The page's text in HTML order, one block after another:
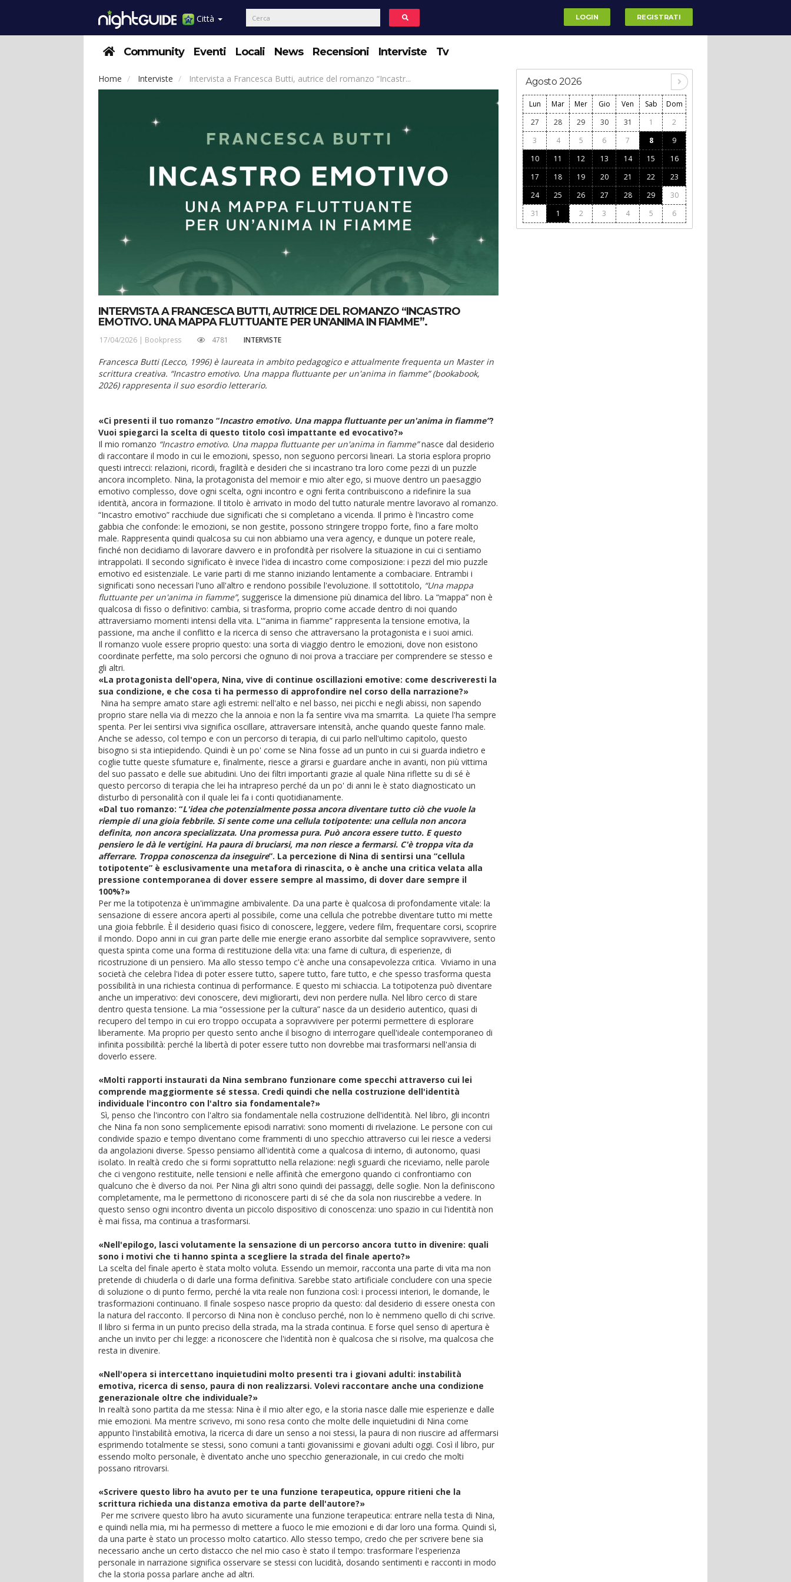
Città LOGIN REGISTRATI
Community Eventi Locali News Recensioni Interviste Tv
Home Interviste Intervista a Francesca Butti, autrice del romanzo “Incastr...
INTERVISTA A FRANCESCA BUTTI, AUTRICE DEL ROMANZO “INCASTRO
EMOTIVO. UNA MAPPA FLUTTUANTE PER UN'ANIMA IN FIAMME”.
17/04/2026 | Bookpress 4781 INTERVISTE
Francesca Butti (Lecco, 1996) è laureata in ambito pedagogico e attualmente frequenta un Master in
scrittura creativa. “Incastro emotivo. Una mappa fluttuante per un'anima in fiamme” (bookabook,
2026) rappresenta il suo esordio letterario.
«Ci presenti il tuo romanzo “Incastro emotivo. Una mappa fluttuante per un'anima in fiamme”?
Vuoi spiegarci la scelta di questo titolo così impattante ed evocativo?»
Il mio romanzo “Incastro emotivo. Una mappa fluttuante per un'anima in fiamme”nasce dal desiderio
di raccontare il modo in cui le emozioni, spesso, non seguono percorsi lineari. La storia esplora proprio
questi intrecci: relazioni, ricordi, fragilità e desideri che si incastrano tra loro come pezzi di un puzzle
ancora incompleto. Nina, la protagonista del memoir e mio alter ego, si muove dentro un paesaggio
emotivo complesso, dove ogni scelta, ogni incontro e ogni ferita contribuiscono a ridefinire la sua
identità, ancora in formazione. Il titolo è arrivato in modo del tutto naturale mentre lavoravo al romanzo.
“Incastro emotivo” racchiude due significati che si completano a vicenda. Il primo è l'incastro come
gabbia che confonde: le emozioni, se non gestite, possono stringere troppo forte, fino a fare molto
male. Rappresenta quindi qualcosa su cui non abbiamo una vera agency, e dunque un potere reale,
finché non decidiamo di lavorare davvero e in profondità per risolvere la situazione in cui ci sentiamo
intrappolati. Il secondo significato è invece l'idea di incastro come composizione: i pezzi del mio puzzle
emotivo ed esistenziale. Le varie parti di me stanno iniziando lentamente a combaciare. Entrambi i
significati sono necessari l'uno all'altro e rendono possibile l'evoluzione. Il sottotitolo, “Una mappa
fluttuante per un'anima in fiamme”, suggerisce la dimensione più dinamica del libro. La “mappa” non è
qualcosa di fisso o definitivo: cambia, si trasforma, proprio come accade dentro di noi quando
attraversiamo momenti intensi della vita. L'“anima in fiamme” rappresenta la tensione emotiva, la
passione, ma anche il conflitto e la ricerca di senso che attraversano la protagonista e i suoi amici.
Il romanzo vuole essere proprio questo: una sorta di viaggio dentro le emozioni, dove non esistono
coordinate perfette, ma solo percorsi che ognuno di noi prova a tracciare per comprendere se stesso e
gli altri.
«La protagonista dell'opera, Nina, vive di continue oscillazioni emotive: come descriveresti la
sua condizione, e che cosa ti ha permesso di approfondire nel corso della narrazione?»
Nina ha sempre amato stare agli estremi: nell'alto e nel basso, nei picchi e negli abissi, non sapendo
proprio stare nella via di mezzo che la annoia e non la fa sentire viva ma smarrita. La quiete l'ha sempre
spenta. Per lei sentirsi viva significa oscillare, attraversare intensità, anche quando queste fanno male.
Anche se adesso, col tempo e con un percorso di terapia, di cui parlo nell'ultimo capitolo, questo
bisogno si sta intiepidendo. Quindi è un po' come se Nina fosse ad un punto in cui si guarda indietro e
coglie tutte queste sfumature e, finalmente, riesce a girarsi e guardare anche in avanti, non più vittima
del suo passato e delle sue abitudini. Uno dei filtri importanti grazie al quale Nina riflette su di sé è
questo percorso di terapia che lei ha intrapreso perché da un po' di anni le è stato diagnosticato un
disturbo di personalità con il quale lei fa i conti quotidianamente.
«Dal tuo romanzo: “L'idea che potenzialmente possa ancora diventare tutto ciò che vuole la
riempie di una gioia febbrile. Si sente come una cellula totipotente: una cellula non ancora
definita, non ancora specializzata. Una promessa pura. Può ancora essere tutto. E questo
pensiero le dà le vertigini. Ha paura di bruciarsi, ma non riesce a fermarsi. C'è troppa vita da
afferrare. Troppa conoscenza da inseguire”. La percezione di Nina di sentirsi una “cellula
totipotente” è esclusivamente una metafora di rinascita, o è anche una critica velata alla
pressione contemporanea di dover essere sempre al massimo, di dover dare sempre il
100%?»
Per me la totipotenza è un'immagine ambivalente. Da una parte è qualcosa di profondamente vitale: la
sensazione di essere ancora aperti al possibile, come una cellula che potrebbe diventare tutto mi mette
una gioia febbrile. È il desiderio quasi fisico di conoscere, leggere, vedere film, frequentare corsi, scoprire
il mondo. Dopo anni in cui gran parte delle mie energie erano assorbite dal semplice sopravvivere, sento
questa spinta come una forma di restituzione della vita: una fame di cultura, di esperienze, di
ricostruzione di un pensiero. Ma allo stesso tempo c'è anche una consapevolezza critica. Viviamo in una
società che celebra l'idea di poter essere tutto, sapere tutto, fare tutto, e che spesso trasforma questa
possibilità in una richiesta continua di performance. E questo mi schiaccia. La totipotenza può diventare
anche un imperativo: devi conoscere, devi migliorarti, devi non perdere nulla. Nel libro cerco di stare
dentro questa tensione. La mia “ossessione per la cultura” nasce da un desiderio autentico, quasi di
recupero del tempo in cui ero troppo occupata a sopravvivere per potermi permettere di esplorare
liberamente. Ma proprio per questo sento anche il bisogno di interrogare quell'ideale contemporaneo di
infinita possibilità: perché la libertà di poter essere tutto non dovrebbe mai trasformarsi nell'ansia di
doverlo essere.
«Molti rapporti instaurati da Nina sembrano funzionare come specchi attraverso cui lei
comprende maggiormente sé stessa. Credi quindi che nella costruzione dell'identità
individuale l'incontro con l'altro sia fondamentale?»
Sì, penso che l'incontro con l'altro sia fondamentale nella costruzione dell'identità. Nel libro, gli incontri
che Nina fa non sono semplicemente episodi narrativi: sono momenti di rivelazione. Le persone con cui
condivide spazio e tempo diventano come frammenti di uno specchio attraverso cui lei riesce a vedersi
da angolazioni diverse. Spesso pensiamo all'identità come a qualcosa di interno, di autonomo, quasi
isolato. In realtà credo che si formi soprattutto nella relazione: negli sguardi che riceviamo, nelle parole
che ci vengono restituite, nelle tensioni e nelle affinità che emergono quando ci confrontiamo con
qualcuno che è diverso da noi. Per Nina gli altri sono quindi dei passaggi, delle soglie. Non la definiscono
completamente, ma le permettono di riconoscere parti di sé che da sola non riuscirebbe a vedere. In
questo senso ogni incontro diventa un piccolo dispositivo di conoscenza: uno spazio in cui l'identità non
è mai fissa, ma continua a trasformarsi.
«Nell'epilogo, lasci volutamente la sensazione di un percorso ancora tutto in divenire: quali
sono i motivi che ti hanno spinta a scegliere la strada del finale aperto?»
La scelta del finale aperto è stata molto voluta. Essendo un memoir, racconta una parte di vita ma non
pretende di chiuderla o di darle una forma definitiva. Sarebbe stato artificiale concludere con una specie
di soluzione o di punto fermo, perché la vita reale non funziona così: i processi interiori, le domande, le
trasformazioni continuano. Il finale sospeso nasce proprio da questo: dal desiderio di essere onesta con
la natura del racconto. Il percorso di Nina non è concluso perché, non lo è nemmeno quello di chi scrive.
Il libro si ferma in un punto preciso della strada, ma la strada continua. E forse quel senso di apertura è
anche un invito per chi legge: a riconoscere che l'identità non è qualcosa che si risolve, ma qualcosa che
resta in divenire.
«Nell'opera si intercettano inquietudini molto presenti tra i giovani adulti: instabilità
emotiva, ricerca di senso, paura di non realizzarsi. Volevi raccontare anche una condizione
generazionale oltre che individuale?»
In realtà sono partita da me stessa: Nina è il mio alter ego, e la storia nasce dalle mie esperienze e dalle
mie emozioni. Ma mentre scrivevo, mi sono resa conto che molte delle inquietudini di Nina come
appunto l'instabilità emotiva, la ricerca di dare un senso a noi stessi, la paura di non riuscire ad affermarsi
esprimendo totalmente se stessi, sono comuni a tanti giovanissimi e giovani adulti oggi. Così il libro, pur
essendo molto personale, è diventato anche uno specchio generazionale, in cui credo che molti
possano ritrovarsi.
«Scrivere questo libro ha avuto per te una funzione terapeutica, oppure ritieni che la
scrittura richieda una distanza emotiva da parte dell'autore?»
Per me scrivere questo libro ha avuto sicuramente una funzione terapeutica: entrare nella testa di Nina,
e quindi nella mia, mi ha permesso di mettere a fuoco le mie emozioni e di dar loro una forma. Quindi sì,
da una parte è stato un processo molto catartico. Allo stesso tempo, credo che per scrivere bene sia
necessario anche un certo distacco che nel mio caso è stato il tempo: trasformare l'esperienza
personale in narrazione significa osservare se stessi con lucidità, dosando sentimenti e racconti in modo
che la storia possa parlare anche ad altri.
Agosto 2026
Lun Mar Mer Gio Ven Sab
Dom
27
28 29 30 31 1
2
3
4 5 6 7 8
9
10
11 12 13 14 15
16
17
18 19 20 21 22
23
24
25 26 27 28 29
30
31
1 2 3 4 5 6